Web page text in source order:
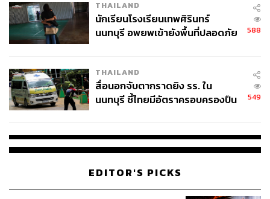
THAILAND
นักเรียนโรงเรียนเทพศิรินทร์
นนทบุรี อพยพเข้ายังพื้นที่ปลอดภัย
588
THAILAND
สื่อนอกจับตากราดยิง รร. ใน
นนทบุรี ชี้ไทยมีอัตราครอบครองปืน
549
EDITOR'S PICKS